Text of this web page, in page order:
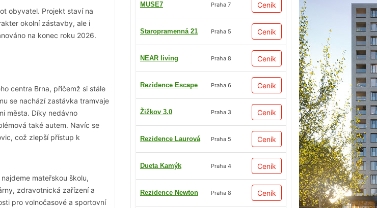
MUSE7 Praha 7 Ceník
Staropramenná 21 Praha 5 Ceník
NEAR living Praha 8 Ceník
Rezidence Escape Praha 6 Ceník
Žižkov 3.0 Praha 3 Ceník
Rezidence Laurová Praha 5 Ceník
Dueta Kamýk Praha 4 Ceník
Rezidence Newton Praha 8 Ceník
obyvatel. Projekt staví na
okolní zástavby, ale i
na konec roku 2026.
centra Brna, přičemž si stále
se nachází zastávka tramvaje
města. Díky nedávno
také autem. Navíc se
což zlepší přístup k
mateřskou školu,
zdravotnická zařízení a
pro volnočasové a sportovní